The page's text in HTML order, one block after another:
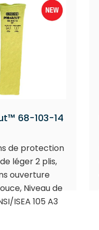
68-103-14
de protection
léger 2 plis,
ouverture
Niveau de
ISEA 105 A3